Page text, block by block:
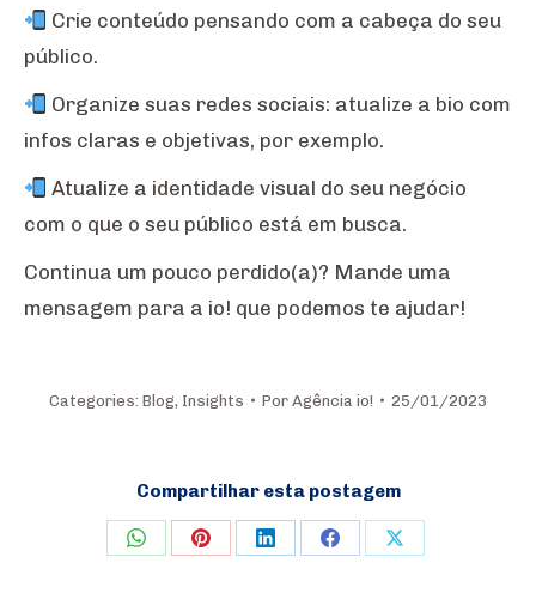
Crie conteúdo pensando com a cabeça do seu
público.
Organize suas redes sociais: atualize a bio com
infos claras e objetivas, por exemplo.
Atualize a identidade visual do seu negócio
com o que o seu público está em busca.
Continua um pouco perdido(a)? Mande uma
mensagem para a io! que podemos te ajudar!
Categories: Blog, Insights Por Agência io! 25/01/2023
Compartilhar esta postagem
Share Share Share Share Share